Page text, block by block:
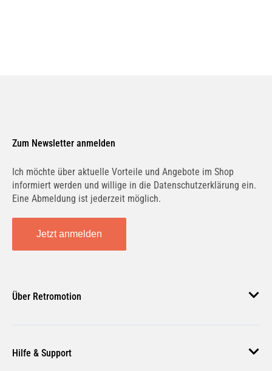
Zum Newsletter anmelden
Ich möchte über aktuelle Vorteile und Angebote im Shop
informiert werden und willige in die Datenschutzerklärung ein.
Eine Abmeldung ist jederzeit möglich.
Jetzt anmelden
Über Retromotion
Unsere Jobs
Hilfe & Support